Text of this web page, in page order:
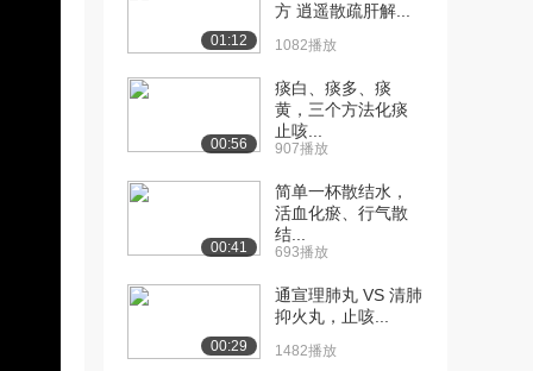
01:12
方 逍遥散疏肝解...
1082播放
00:56
痰白、痰多、痰
黄，三个方法化痰
止咳...
907播放
00:41
简单一杯散结水，
活血化瘀、行气散
结...
693播放
00:29
通宣理肺丸 VS 清肺
抑火丸，止咳...
1482播放